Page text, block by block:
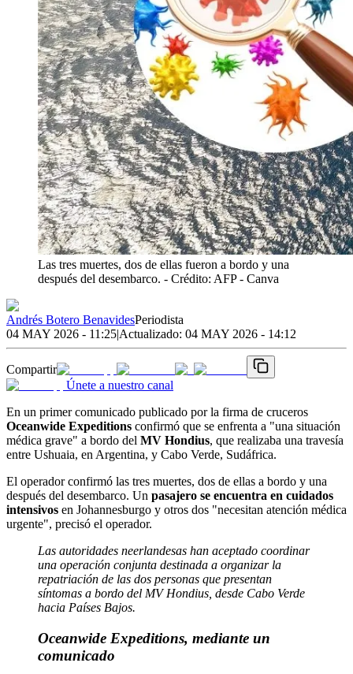
Las tres muertes, dos de ellas fueron a bordo y una
después del desembarco. - Crédito: AFP - Canva
Andrés Botero BenavidesPeriodista
04 MAY 2026 - 11:25|Actualizado: 04 MAY 2026 - 14:12
Compartir
Únete a nuestro canal
En un primer comunicado publicado por la firma de cruceros
Oceanwide Expeditions confirmó que se enfrenta a "una situación
médica grave" a bordo del MV Hondius, que realizaba una travesía
entre Ushuaia, en Argentina, y Cabo Verde, Sudáfrica.
El operador confirmó las tres muertes, dos de ellas a bordo y una
después del desembarco. Un pasajero se encuentra en cuidados
intensivos en Johannesburgo y otros dos "necesitan atención médica
urgente", precisó el operador.
Las autoridades neerlandesas han aceptado coordinar
una operación conjunta destinada a organizar la
repatriación de las dos personas que presentan
síntomas a bordo del MV Hondius, desde Cabo Verde
hacia Países Bajos.
Oceanwide Expeditions, mediante un
comunicado